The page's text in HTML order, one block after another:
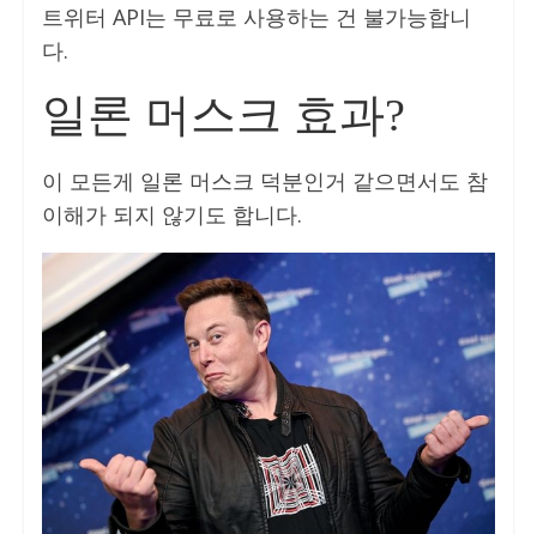
트위터 API는 무료로 사용하는 건 불가능합니
다.
일론 머스크 효과?
이 모든게 일론 머스크 덕분인거 같으면서도 참
이해가 되지 않기도 합니다.